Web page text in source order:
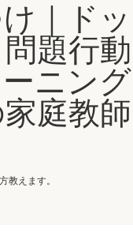
｜ドッ
題行動
ニング
家庭教師
教えます。